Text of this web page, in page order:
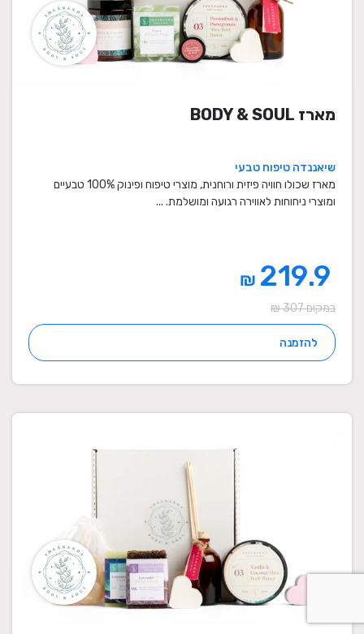
מארז BODY & SOUL
שיאננדה טיפוח טבעי
מארז שכולו חוויה פיזית ורוחנית, מוצרי טיפוח ופינוק 100% טבעיים
ומוצרי ניחוחות לאווירה רגועה ומושלמת. ...
219.9
₪
במקום 307 ₪
להזמנה